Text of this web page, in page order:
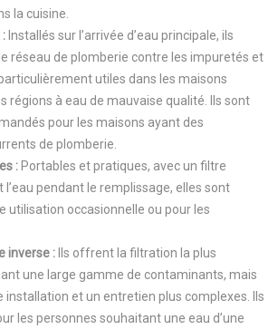
la cuisine.
Installés sur l’arrivée d’eau principale, ils
réseau de plomberie contre les impuretés et
utiles dans les maisons
régions à eau de mauvaise qualité. Ils sont
pour les maisons ayant des
de plomberie.
: Portables et pratiques, avec un filtre
pendant le remplissage, elles sont
utilisation occasionnelle ou pour les
inverse : Ils offrent la filtration la plus
une large gamme de contaminants, mais
installation et un entretien plus complexes. Ils
les personnes souhaitant une eau d’une